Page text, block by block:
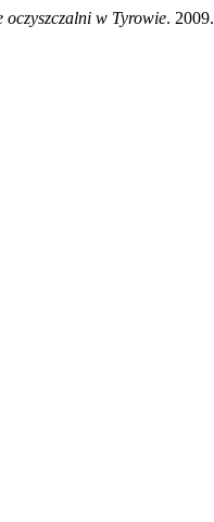
oczyszczalni w Tyrowie. 2009.